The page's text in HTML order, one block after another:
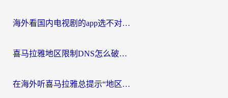
海外看国内电视剧的app选不对？这份回国加速器避坑指南帮你流畅追剧
喜马拉雅地区限制DNS怎么破？海外党听国内音乐听书的终极解决方案
在海外听喜马拉雅总提示“地区限制”？3步轻松解除+听国内音乐全攻略